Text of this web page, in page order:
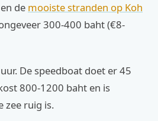
de mooiste stranden op Koh
300-400 baht (€8-
De speedboat doet er 45
800-1200 baht en is
zee ruig is.